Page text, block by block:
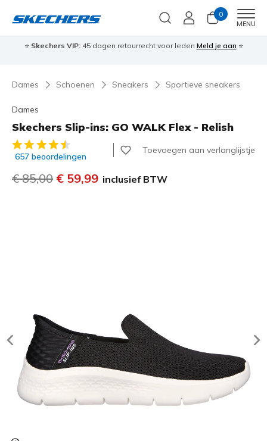
0
MENU
⭐ Skechers VIP:45 dagen retourrecht voor leden Meld je aan ⭐
Dames Schoenen Sneakers Sportieve sneakers
Dames
Skechers Slip-ins: GO WALK Flex - Relish
5 van de 5 klantbeoordelingen
657 beoordelingen
Toevoegen aan verlanglijstje
Prijs verlaagd van
€ 85,00 naar
€ 59,99 inclusief BTW